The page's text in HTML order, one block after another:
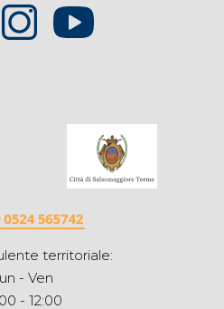
territoriale:
- Ven
- 12:00